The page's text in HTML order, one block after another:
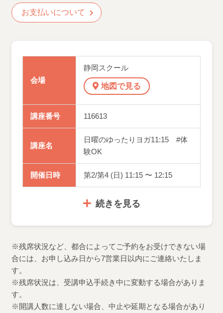
お支払いについて
会場
静岡スクール
地図で見る
講座番号 116613
講座名
日曜のゆったりヨガ11:15 #体
験OK
開催日時 第2/第4 (日) 11:15 〜 12:15
続きを見る
※残席状況など、都合によってご予約をお受けできない場
合には、お申し込み日から7営業日以内にご連絡いたしま
す。
※残席状況は、受講申込手続き中に変動する場合がありま
す。
※開講人数に達しない場合、中止や延期となる場合があり